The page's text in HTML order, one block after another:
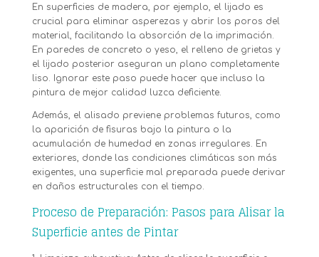
En superficies de madera, por ejemplo, el lijado es
crucial para eliminar asperezas y abrir los poros del
material, facilitando la absorción de la imprimación.
En paredes de concreto o yeso, el relleno de grietas y
el lijado posterior aseguran un plano completamente
liso. Ignorar este paso puede hacer que incluso la
pintura de mejor calidad luzca deficiente.
Además, el alisado previene problemas futuros, como
la aparición de fisuras bajo la pintura o la
acumulación de humedad en zonas irregulares. En
exteriores, donde las condiciones climáticas son más
exigentes, una superficie mal preparada puede derivar
en daños estructurales con el tiempo.
Proceso de Preparación: Pasos para Alisar la
Superficie antes de Pintar